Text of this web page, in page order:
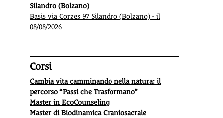
Silandro (Bolzano)
Basis via Corzes 97 Silandro (Bolzano) - il
08/08/2026
Corsi
Cambia vita camminando nella natura: il
percorso “Passi che Trasformano”
Master in EcoCounseling
Master di Biodinamica Craniosacrale